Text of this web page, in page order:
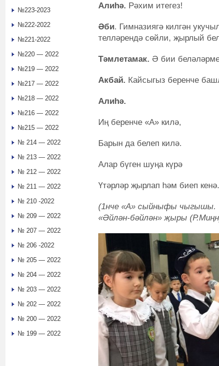
Алиһә. Рәхим итегез!
Әби. Гимназиягә килгән
телләрендә сөйли, җырлый
Тәмлетамак. Ә бии
Акбай. Кайсыгыз беренче
Алиһә.
Иң беренче «А» килә,
Барын да белеп килә.
Алар бүген шуңа күрә
Үтәрләр җырлап һәм биеп кенә.
(1нче «А» сыйныфы чыгышы.
«Әйлән-бәйлән» җыры
№223-2023
№222-2022
№221-2022
№220 — 2022
№219 — 2022
№217 — 2022
№218 — 2022
№216 — 2022
№215 — 2022
№ 214 — 2022
№ 213 — 2022
№ 212 — 2022
№ 211 — 2022
№ 210 -2022
№ 209 — 2022
№ 207 — 2022
№ 206 -2022
№ 205 — 2022
№ 204 — 2022
№ 203 — 2022
№ 202 — 2022
№ 200 — 2022
№ 199 — 2022